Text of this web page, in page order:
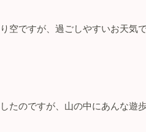
空ですが、過ごしやすいお天気
たのですが、山の中にあんな遊